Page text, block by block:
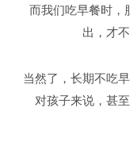
而我们吃早餐时，
出，才
当然了，长期不吃
对孩子来说，甚